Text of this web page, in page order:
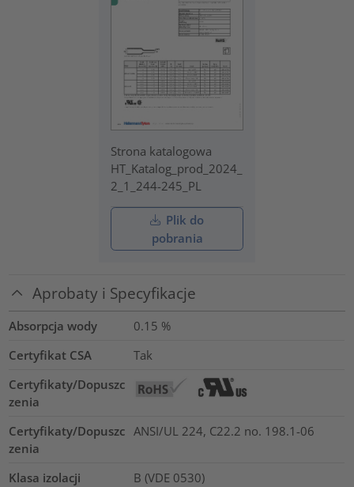
Strona katalogowa
HT_Katalog_prod_2024_
2_1_244-245_PL
Plik do
pobrania
Aprobaty i Specyfikacje
Absorpcja wody 0.15 %
Certyfikat CSA
Tak
Certyfikaty/Dopuszc
zenia
Certyfikaty/Dopuszc
zenia
ANSI/UL 224, C22.2 no. 198.1-06
Klasa izolacji
B (VDE 0530)